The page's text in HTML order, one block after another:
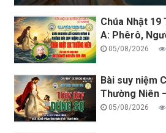
Chúa Nhật 19
A: Phêrô,
05/08/2026
Bài suy niệm
Thường Niên
05/08/2026